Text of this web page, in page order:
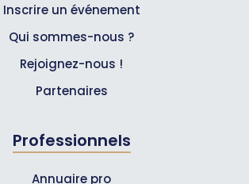
Inscrire un événement
Qui sommes-nous ?
Rejoignez-nous !
Partenaires
Professionnels
Annuaire pro